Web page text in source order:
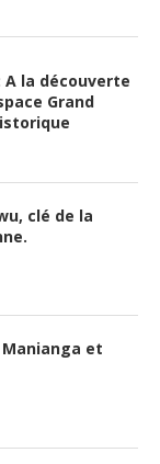
la découverte
Grand
clé de la
et